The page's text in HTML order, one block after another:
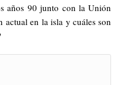
años 90 junto con la Unión
actual en la isla y cuáles son